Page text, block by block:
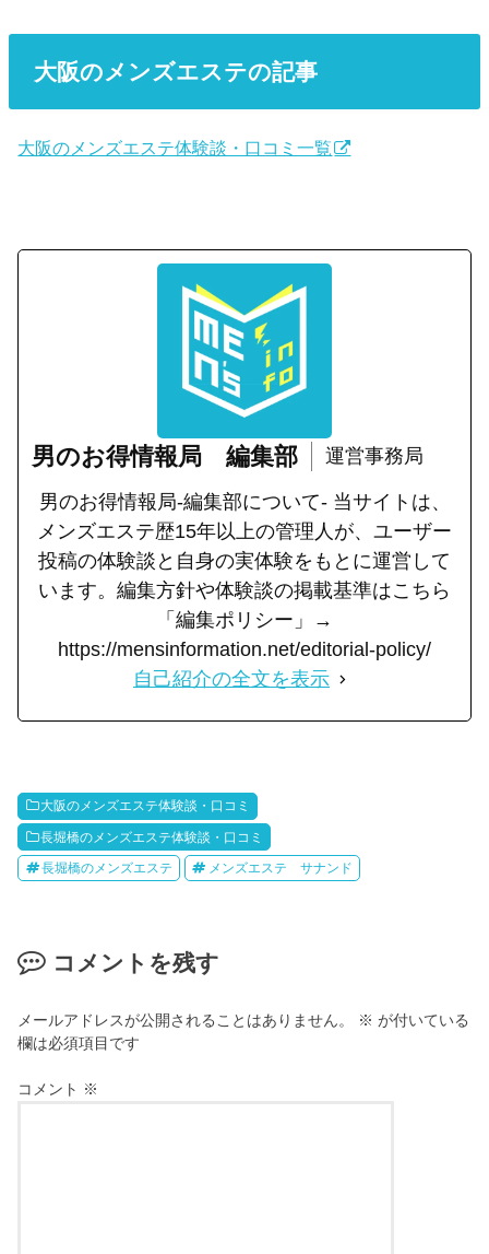
大阪のメンズエステの記事
大阪のメンズエステ体験談・口コミ一覧
男のお得情報局 編集部 運営事務局
男のお得情報局-編集部について- 当サイトは、
メンズエステ歴15年以上の管理人が、ユーザー
投稿の体験談と自身の実体験をもとに運営して
います。編集方針や体験談の掲載基準はこちら
「編集ポリシー」→
https://mensinformation.net/editorial-policy/
自己紹介の全文を表示
大阪のメンズエステ体験談・口コミ
長堀橋のメンズエステ体験談・口コミ
長堀橋のメンズエステ メンズエステ サナンド
コメントを残す
メールアドレスが公開されることはありません。 ※ が付いている
欄は必須項目です
コメント ※